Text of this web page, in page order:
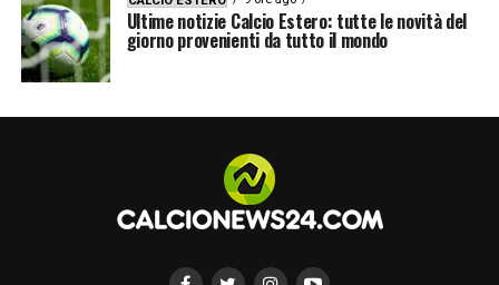
Ultime notizie Calcio Estero: tutte le novità del
giorno provenienti da tutto il mondo